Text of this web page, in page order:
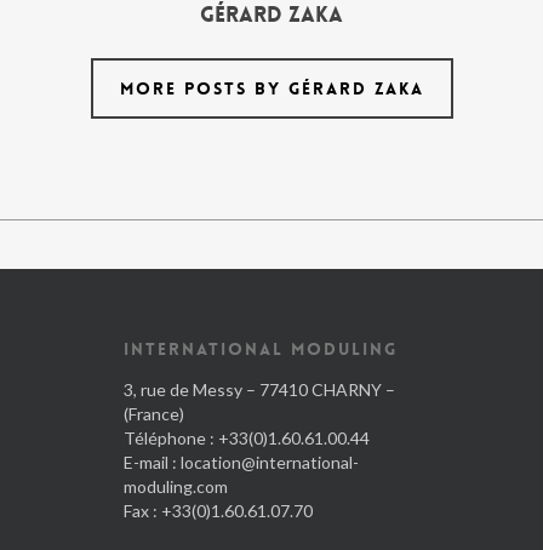
Gérard Zaka
MORE POSTS BY GÉRARD ZAKA
INTERNATIONAL MODULING
3, rue de Messy – 77410 CHARNY –
(France)
Téléphone : +33(0)1.60.61.00.44
E-mail : location@international-
moduling.com
Fax : +33(0)1.60.61.07.70